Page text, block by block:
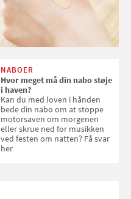
NABOER
Hvor meget må din nabo støje
i haven?
Kan du med loven i hånden
bede din nabo om at stoppe
motorsaven om morgenen
eller skrue ned for musikken
ved festen om natten? Få svar
her